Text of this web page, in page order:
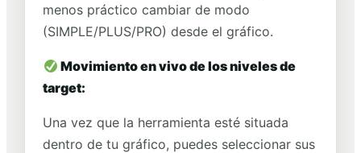
menos práctico cambiar de modo
(SIMPLE/PLUS/PRO) desde el gráfico.
Movimiento en vivo de los niveles de
target:
Una vez que la herramienta esté situada
dentro de tu gráfico, puedes seleccionar sus